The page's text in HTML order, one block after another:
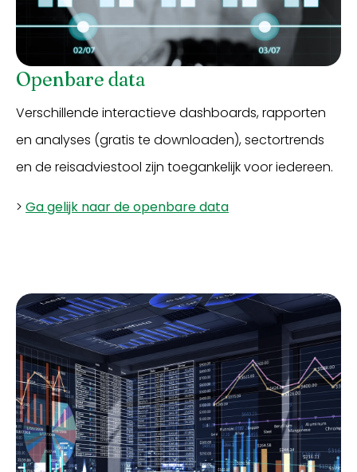
Openbare data
Verschillende interactieve dashboards, rapporten
en analyses (gratis te downloaden), sectortrends
en de reisadviestool zijn toegankelijk voor iedereen.
> Ga gelijk naar de openbare data